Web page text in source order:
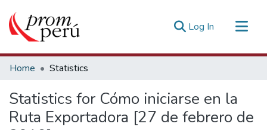
Log In (current)
Communities & Collections
Estadísticas Externas
Home Statistics
Statistics for Cómo iniciarse en la
Ruta Exportadora [27 de febrero de